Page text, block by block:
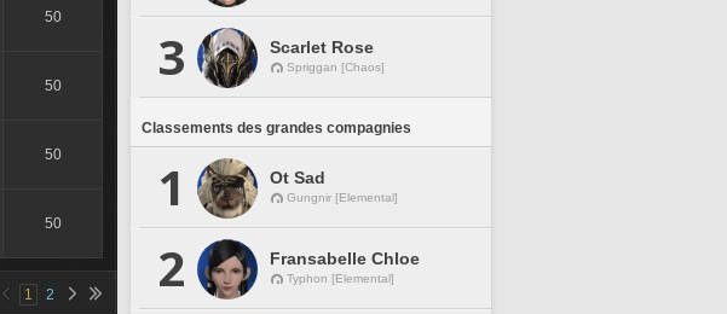
50
50
50
50
1 2
3
Scarlet Rose
Spriggan [Chaos]
Classements des grandes compagnies
1 Ot Sad
Gungnir [Elemental]
2 Fransabelle Chloe
Typhon [Elemental]